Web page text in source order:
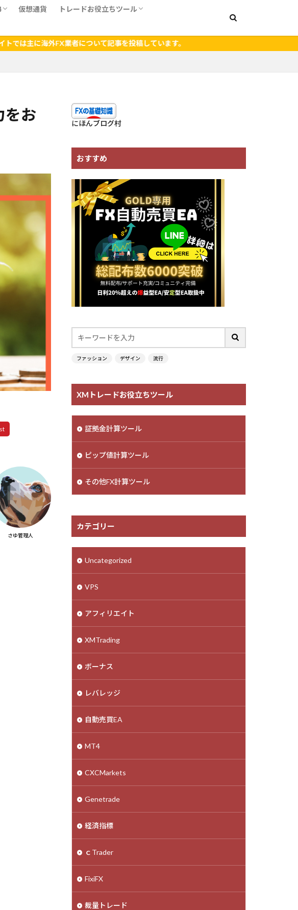
仮想通貨 トレードお役立ちツール
外FX業者について記事を投稿しています。
をお
さゆ管理人
にほんブログ村
おすすめ
ファッション デザイン 流行
XMトレードお役立ちツール
証拠金計算ツール
ピップ値計算ツール
その他FX計算ツール
カテゴリー
Uncategorized
VPS
アフィリエイト
XMTrading
ボーナス
レバレッジ
自動売買EA
MT4
CXCMarkets
Genetrade
経済指標
ｃTrader
FixiFX
裁量トレード